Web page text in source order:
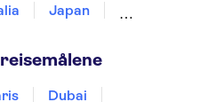
Japan
Thailand
Dubai